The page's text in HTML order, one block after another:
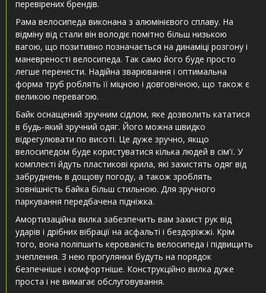
перевірених брендів.
Рама велосипеда виконана з алюмінієвого сплаву. На
відміну від стали він володіє помітно більш низькою
вагою, що позитивно позначається на динаміці розгону і
маневреності велосипеда. Так само його буде просто
легше перенести. Надійна зварювання і оптимальна
форма труб роблять її міцною і довговічною, що також є
великою перевагою.
Байк оснащений зручним сідлом, яке дозволить кататися
в будь-який зручний одяг. Його можна швидко
відрегулювати по висоті. Це дуже зручно, якщо
велосипедом буде користуватися кілька людей в сім'ї. У
комплекті йдуть пластикові крила, які захистять одяг від
забруднень в дощову погоду, а також зроблять
зовнішність байка більш стильною. Для зручного
паркування передбачена підніжка.
Амортизаційна вилка забезпечить вам захист рук від
ударів і дрібних вібрації на асфальті і бездоріжжі. Крім
того, вона поліпшить керованість велосипеда і підвищить
зчеплення. З нею прогулянки будуть на порядок
безпечніше і комфортніше. Конструкційно вилка дуже
проста і не вимагає обслуговування.